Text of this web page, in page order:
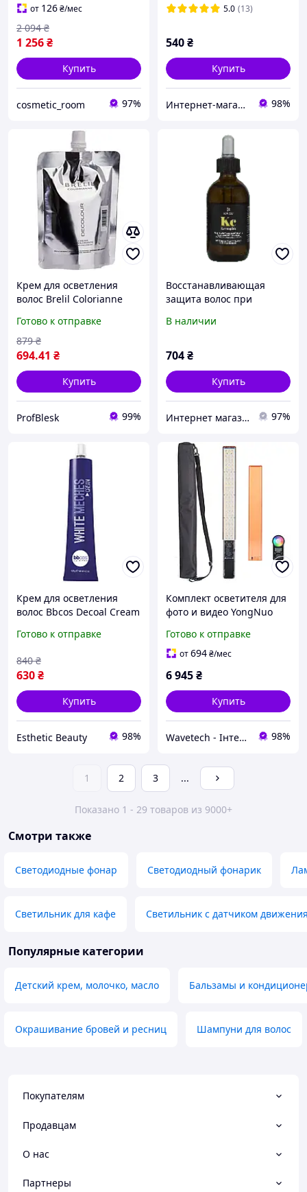
Setот 126₴/мес
1 256₴
2 094 ₴
Купить
cosmetic_room 97%
5.0 (13)
540₴
Купить
Интернет-магазин «Premium nail» 98%
Крем для осветления
волос Brelil Colorianne
Bleaching Powder 250 г
Готово к отправке
694.41 ₴
879 ₴
Купить
ProfBlesk 99%
Восстанавливающая
защита волос при
осветлении KROM
В наличии
704₴
Купить
Интернет магазин arlet 97%
Крем для осветления
волос Bbcos Decoal Cream
Готово к отправке
630₴
840 ₴
Купить
Esthetic Beauty 98%
Комплект осветителя для
фото и видео YongNuo
аккумулятор, зарядное
устройство, блок питания
Готово к отправке
от694₴/мес
6 945₴
Купить
Wavetech - Інтернет магазин 98%
1 2 3 ...
Показано 1 - 29 товаров из 9000+
Смотри также
Светодиодные фонар Светодиодный фонарик
Светильник для кафе Светильник с датчиком
Популярные категории
Детский крем, молочко, масло Бальзамы и
Окрашивание бровей и ресниц Шампуни для волос
Покупателям
Продавцам
О нас
Партнеры